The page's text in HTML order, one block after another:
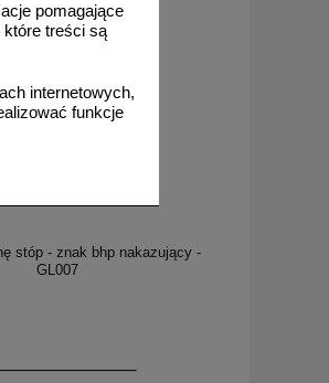
pomagające
które treści są
internetowych,
funkcje
stóp - znak bhp nakazujący -
GL007